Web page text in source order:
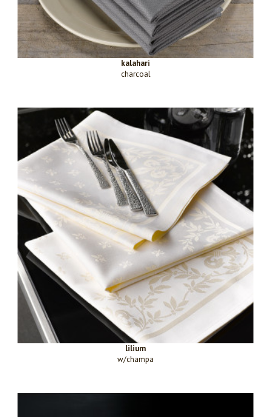
kalahari
charcoal
lilium
w/champa